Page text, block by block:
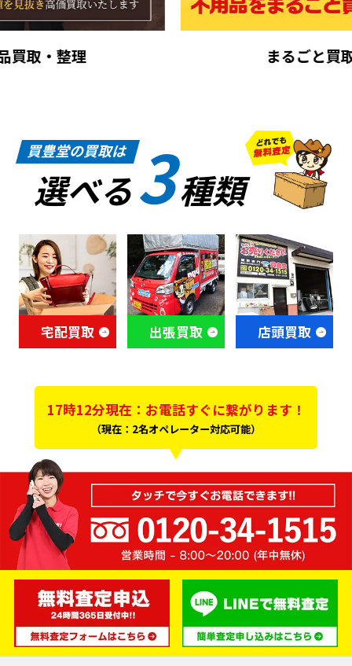
買豊堂の買取は
選べる3種類
宅配買取 出張買取 店頭買取
17時12分現在：お電話すぐに繋がります！
（現在：2名オペレーター対応可能）